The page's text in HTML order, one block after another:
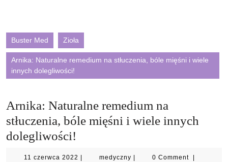
Buster Med Zioła
Arnika: Naturalne remedium na stłuczenia, bóle mięśni i wiele
innych dolegliwości!
Arnika: Naturalne remedium na
stłuczenia, bóle mięśni i wiele innych
dolegliwości!
11 czerwca 2022 11
medyczny medyczny0 Comment